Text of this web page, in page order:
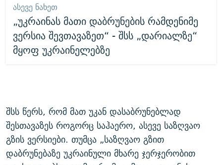
ᲐᲡᲔᲕᲔ ᲜᲐᲮᲔᲗ
„უკრაინას მათი დაბრუნების რამდენიმე
ვერსია შევთავაზეთ“ - შსს „დარიალზე“
მყოფ უკრაინელებზე
შსს წერს, რომ მათ უკან დასაბრუნებლად
შესთავაზეს როგორც საჰაერო, ასევე საზღვაო
გზის ვერსიები. თუმცა „საზღვაო გზით
დაბრუნებაზე უკრაინული მხარე ჯერჯერობით